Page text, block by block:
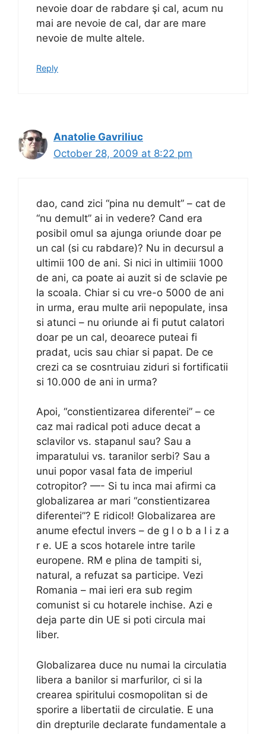
nevoie doar de rabdare şi cal, acum nu
mai are nevoie de cal, dar are mare
nevoie de multe altele.
Reply
Anatolie Gavriliuc
October 28, 2009 at 8:22 pm
dao, cand zici “pina nu demult” – cat de
“nu demult” ai in vedere? Cand era
posibil omul sa ajunga oriunde doar pe
un cal (si cu rabdare)? Nu in decursul a
ultimii 100 de ani. Si nici in ultimiii 1000
de ani, ca poate ai auzit si de sclavie pe
la scoala. Chiar si cu vre-o 5000 de ani
in urma, erau multe arii nepopulate, insa
si atunci – nu oriunde ai fi putut calatori
doar pe un cal, deoarece puteai fi
pradat, ucis sau chiar si papat. De ce
crezi ca se cosntruiau ziduri si fortificatii
si 10.000 de ani in urma?
Apoi, “constientizarea diferentei” – ce
caz mai radical poti aduce decat a
sclavilor vs. stapanul sau? Sau a
imparatului vs. taranilor serbi? Sau a
unui popor vasal fata de imperiul
cotropitor? —- Si tu inca mai afirmi ca
globalizarea ar mari “constientizarea
diferentei”? E ridicol! Globalizarea are
anume efectul invers – de g l o b a l i z a
r e. UE a scos hotarele intre tarile
europene. RM e plina de tampiti si,
natural, a refuzat sa participe. Vezi
Romania – mai ieri era sub regim
comunist si cu hotarele inchise. Azi e
deja parte din UE si poti circula mai
liber.
Globalizarea duce nu numai la circulatia
libera a banilor si marfurilor, ci si la
crearea spiritului cosmopolitan si de
sporire a libertatii de circulatie. E una
din drepturile declarate fundamentale a